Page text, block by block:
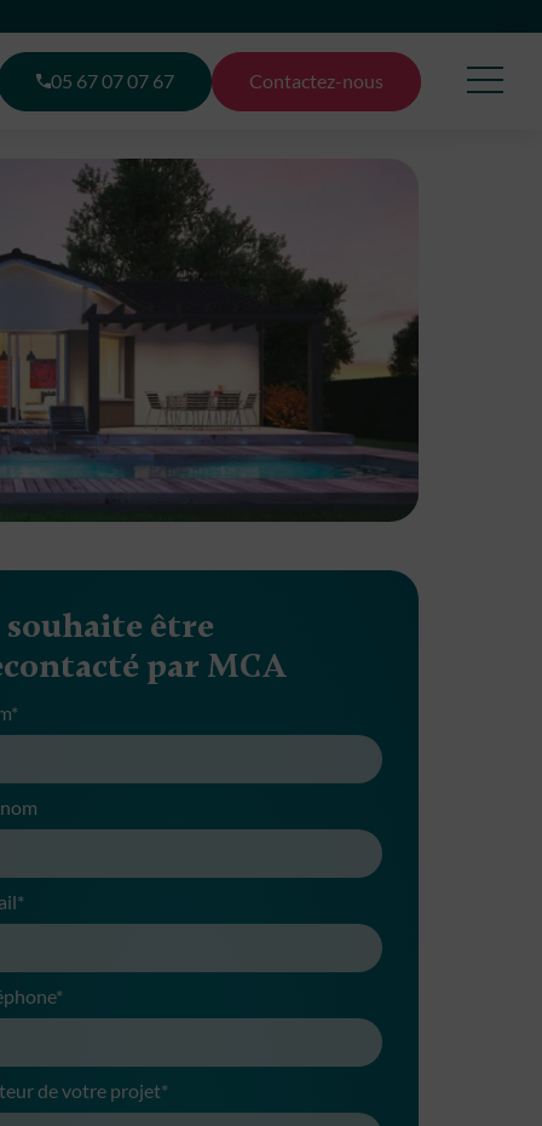
05 67 07 07 67 Contactez-nous
souhaite être
par MCA
de votre projet*